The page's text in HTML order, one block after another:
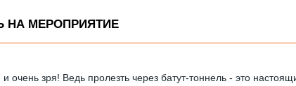
НА МЕРОПРИЯТИЕ
зря! Ведь пролезть через батут-тоннель - это